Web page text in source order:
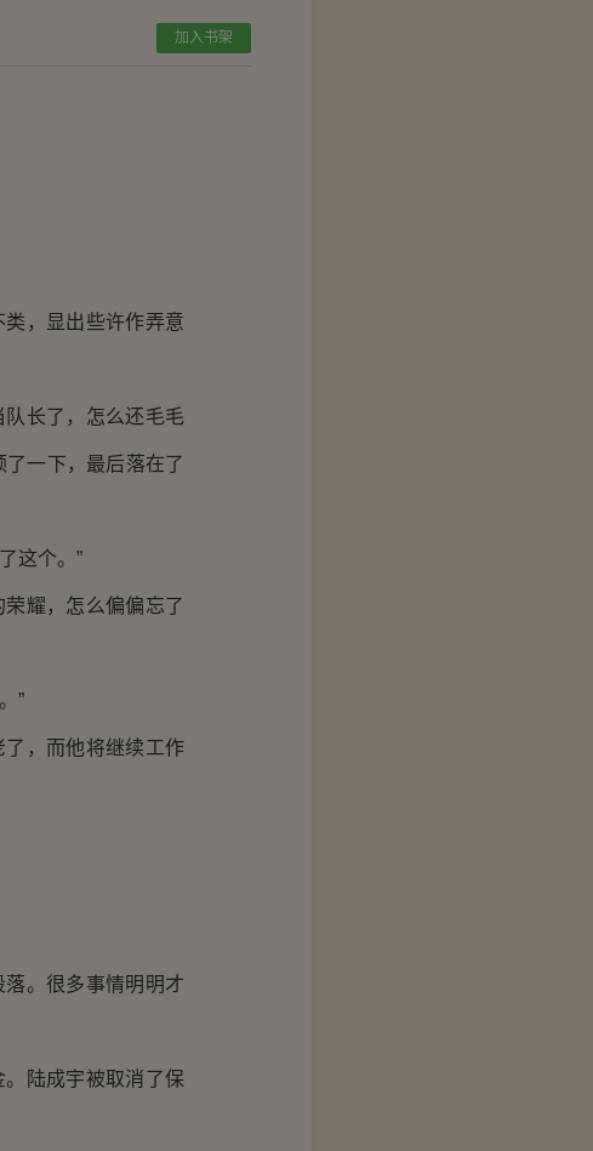
加入书架
，显出些许作弄意
长了，怎么还毛毛
一下，最后落在了
这个。”
耀，怎么偏偏忘了
”
，而他将继续工作
。很多事情明明才
陆成宇被取消了保